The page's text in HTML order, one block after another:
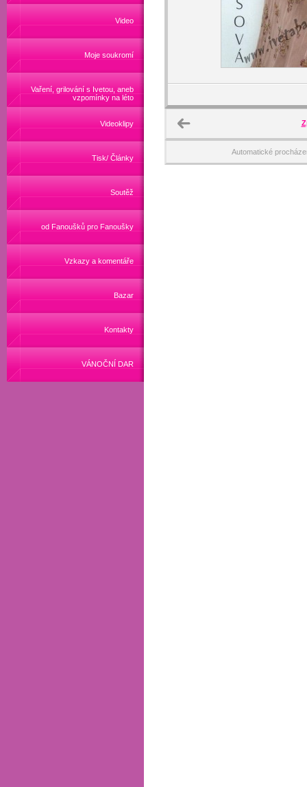
Video
Moje soukromí
Vaření, grilování s Ivetou, aneb
vzpomínky na léto
Videoklipy
Tisk/ Články
Soutěž
od Fanoušků pro Fanoušky
Vzkazy a komentáře
Bazar
Kontakty
VÁNOČNÍ DAR
Automatické